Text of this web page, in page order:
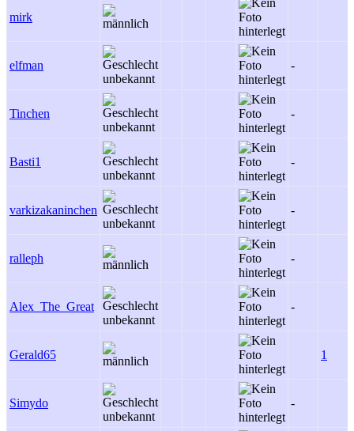
mirk
elfman -
Tinchen -
Basti1 -
varkizakaninchen -
ralleph -
Alex_The_Great -
Gerald65 1
Simydo -